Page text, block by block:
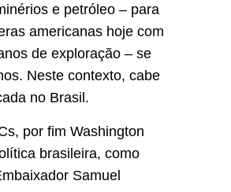
e petróleo – para
americanas hoje com
de exploração – se
Neste contexto, cabe
no Brasil.
por fim Washington
brasileira, como
Samuel